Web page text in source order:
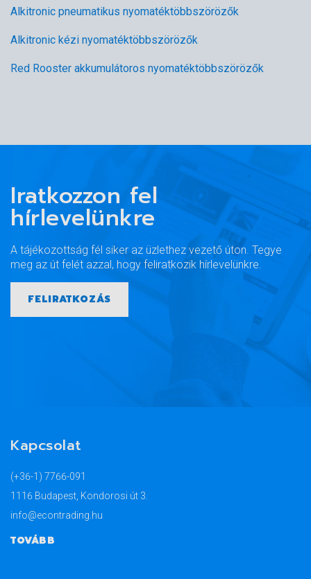
Alkitronic pneumatikus nyomatéktöbbszörözők
Alkitronic kézi nyomatéktöbbszörözők
Red Rooster akkumulátoros nyomatéktöbbszörözők
Iratkozzon fel
hírlevelünkre
A tájékozottság fél siker az üzlethez vezető úton. Tegye
meg az út felét azzal, hogy feliratkozik hírlevelünkre.
FELIRATKOZÁS
Kapcsolat
(+36-1) 7766-091
1116 Budapest, Kondorosi út 3.
info@econtrading.hu
TOVÁBB